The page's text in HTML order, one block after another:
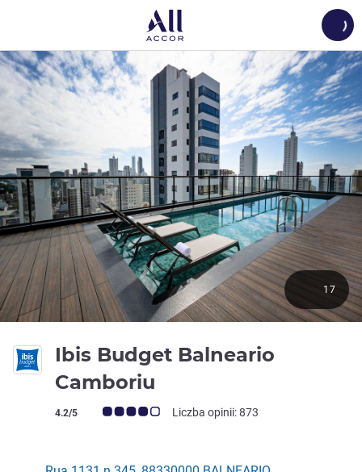
Ibis Budget Balneario
Camboriu
Ocena klientów (Ocena ALL)
4.2/5 Liczba opinii: 873
17